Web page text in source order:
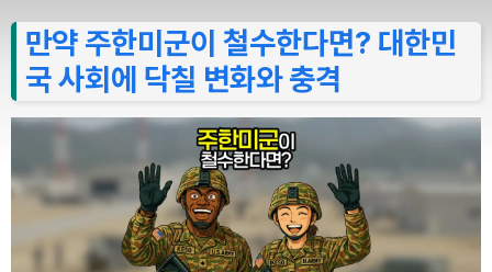
만약 주한미군이 철수한다면? 대한민
국 사회에 닥칠 변화와 충격